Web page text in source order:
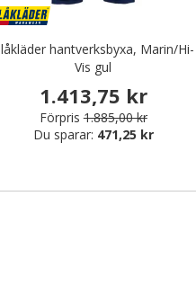
hantverksbyxa, Marin/Hi-
Vis gul
1.413,75 kr
Förpris 1.885,00 kr
Du sparar: 471,25 kr